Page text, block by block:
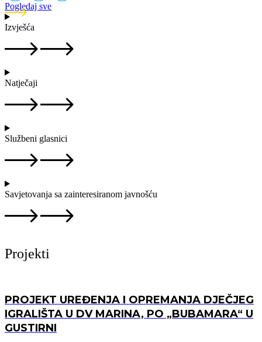
Pogledaj sve
Izvješća
Natječaji
Službeni glasnici
Savjetovanja sa zainteresiranom javnošću
Projekti
PROJEKT UREĐENJA I OPREMANJA DJEČJEG
IGRALIŠTA U DV MARINA, PO „BUBAMARA“ U
GUSTIRNI